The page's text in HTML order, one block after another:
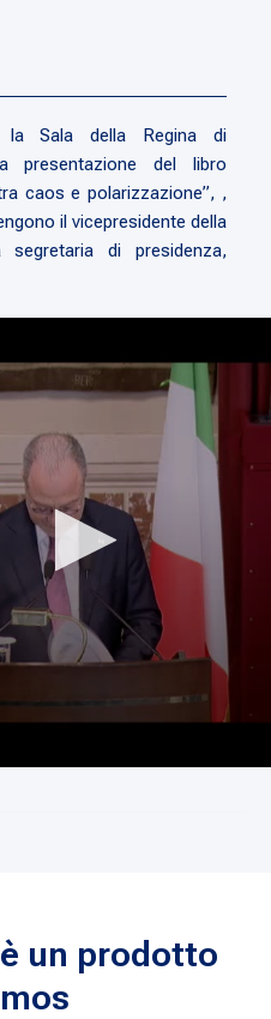
Sala della Regina di
presentazione del libro
caos e polarizzazione”, ,
il vicepresidente della
di presidenza,
un prodotto